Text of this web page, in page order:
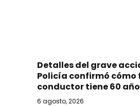
Detalles del grave
Policía confirmó cómo
conductor tiene 60
6 agosto, 2026